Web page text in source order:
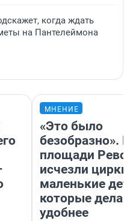
когда ждать
на Пантелеймона
МНЕНИЕ
«Это было
безобразно».
площади
исчезли цирки
маленькие
которые
удобнее